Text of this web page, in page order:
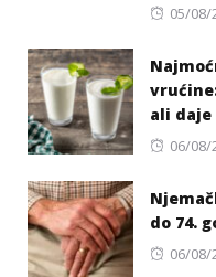
Posted
05/08/
ali daje
Posted
06/08/
do 74.
Posted
06/08/